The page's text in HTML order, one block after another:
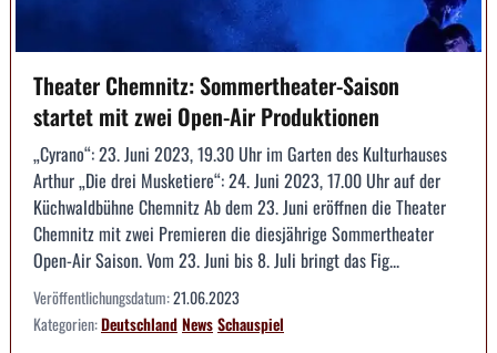
Theater Chemnitz: Sommertheater-Saison
startet mit zwei Open-Air Produktionen
„Cyrano“: 23. Juni 2023, 19.30 Uhr im Garten des Kulturhauses
Arthur „Die drei Musketiere“: 24. Juni 2023, 17.00 Uhr auf der
Küchwaldbühne Chemnitz Ab dem 23. Juni eröffnen die Theater
Chemnitz mit zwei Premieren die diesjährige Sommertheater
Open-Air Saison. Vom 23. Juni bis 8. Juli bringt das Fig...
Veröffentlichungsdatum:21.06.2023
Kategorien:DeutschlandNewsSchauspiel